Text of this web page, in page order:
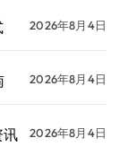
2026年8月4日
2026年8月4日
讯
2026年8月4日